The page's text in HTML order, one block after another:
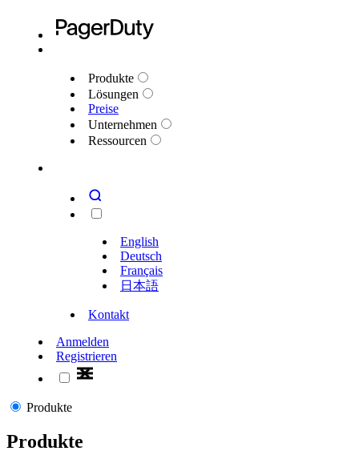
Produkte
Lösungen
Preise
Unternehmen
Ressourcen
English
Deutsch
Français
日本語
Kontakt
Anmelden
Registrieren
Produkte
Produkte